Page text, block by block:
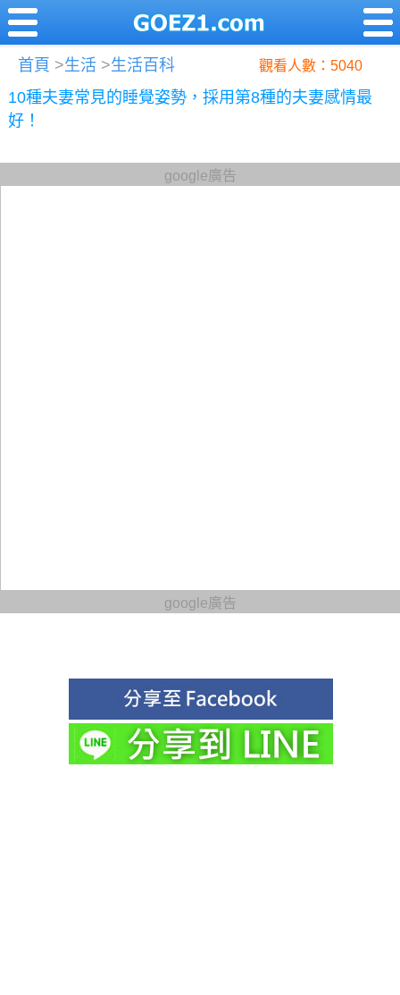
首頁 >生活 >生活百科 觀看人數：5040
10種夫妻常見的睡覺姿勢，採用第8種的夫妻感情最
好！
google廣告
google廣告